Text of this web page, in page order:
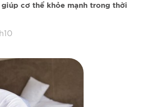
cơ thể khỏe mạnh trong thời